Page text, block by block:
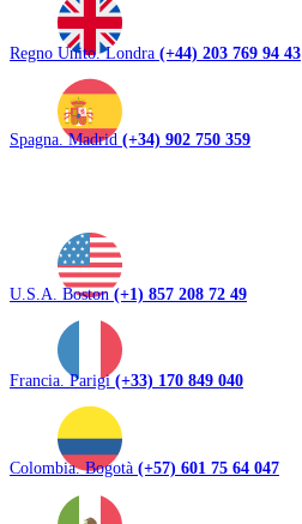
Regno Unito. Londra (+44) 203 769 94 43
Spagna. Madrid (+34) 902 750 359
U.S.A. Boston(+1) 857 208 72 49
Francia. Parigi(+33) 170 849 040
Colombia. Bogotà (+57) 601 75 64 047